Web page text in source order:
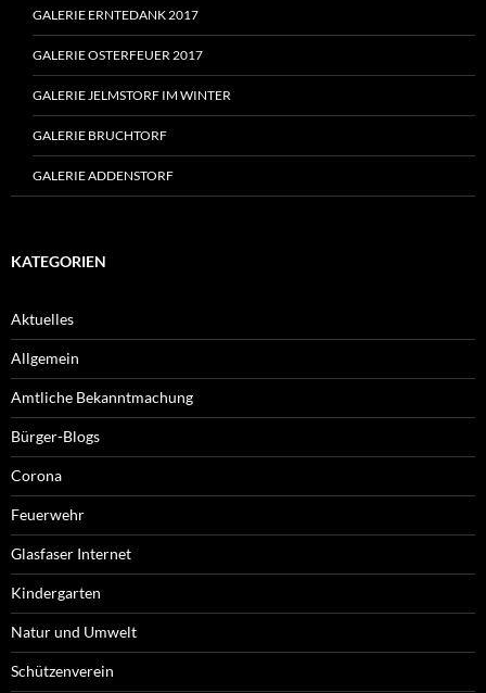
GALERIE ERNTEDANK 2017
GALERIE OSTERFEUER 2017
GALERIE JELMSTORF IM WINTER
GALERIE BRUCHTORF
GALERIE ADDENSTORF
KATEGORIEN
Aktuelles
Allgemein
Amtliche Bekanntmachung
Bürger-Blogs
Corona
Feuerwehr
Glasfaser Internet
Kindergarten
Natur und Umwelt
Schützenverein